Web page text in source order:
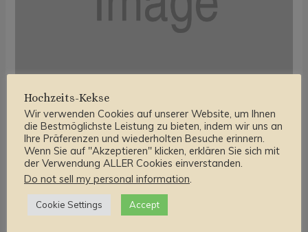
Books Aspiring Entrepreneur
Must Read
Kommentar verfassen /Blog/ VonFynn
In pri eius ocurreret, no regione conclusionemque vis.
Legere nominavi consequat ut per, no vis veniam decore
Hochzeits-Kekse
Wir verwenden Cookies auf unserer Website, um Ihnen
die Bestmöglichste Leistung zu bieten, indem wir uns an
Ihre Präferenzen und wiederholten Besuche erinnern.
Wenn Sie auf "Akzeptieren" klicken, erklären Sie sich mit
der Verwendung ALLER Cookies einverstanden.
Do not sell my personal information
Cookie Settings Accept